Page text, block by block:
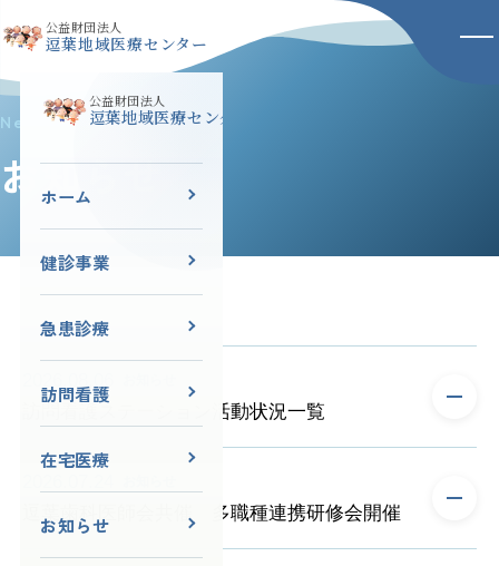
公益財団法人
逗葉地域医療センター
公益財団法人
逗葉地域医療センター
ホーム
健診事業
急患診療
訪問看護
在宅医療
お知らせ
News
お知らせ
訪問看護ステーション活動状況一覧
相談室では、逗子市・葉山町の１２か所の訪問看護ステーション
にご協力いただき、以下の項目のアンケート調査を行いました。
ご協力いただきました訪問看護ステーションの皆様、どうもあり
逗葉歯科医師会共催 多職種連携研修会開催